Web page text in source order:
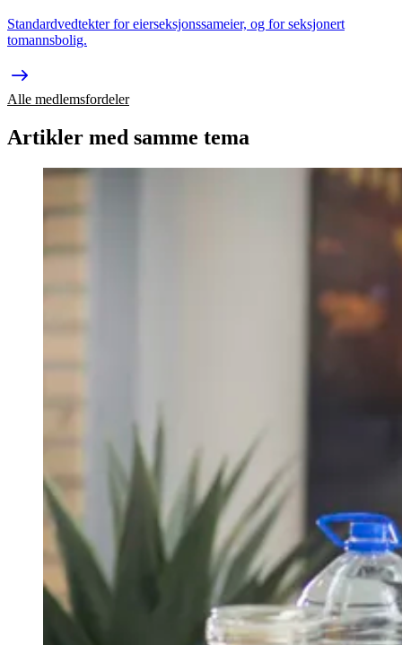
Standardvedtekter for eierseksjonssameier, og for seksjonert
tomannsbolig.
Alle medlemsfordeler
Artikler med samme tema